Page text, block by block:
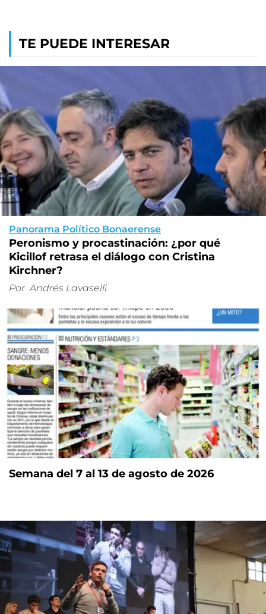
TE PUEDE INTERESAR
Panorama Político Bonaerense
Peronismo y procastinación: ¿por qué
Kicillof retrasa el diálogo con Cristina
Kirchner?
Por Andrés Lavaselli
Semana del 7 al 13 de agosto de 2026